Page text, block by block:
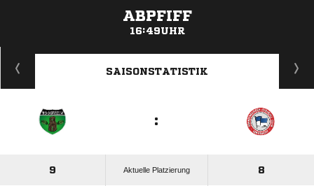
ABPFIFF
16:49UHR
ANZEIGE
SAISONSTATISTIK
:
9 Aktuelle Platzierung 8